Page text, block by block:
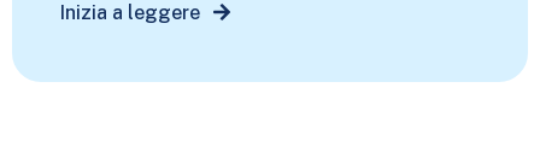
Inizia a leggere